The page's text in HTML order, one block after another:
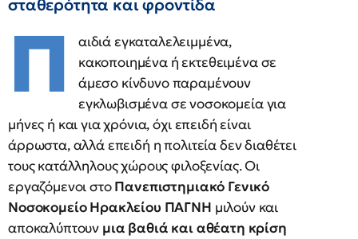
σταθερότητα και φροντίδα
Π
αιδιά εγκαταλελειμμένα,
κακοποιημένα ή εκτεθειμένα σε
άμεσο κίνδυνο παραμένουν
εγκλωβισμένα σε νοσοκομεία για
μήνες ή και για χρόνια, όχι επειδή είναι
άρρωστα, αλλά επειδή η πολιτεία δεν διαθέτει
τους κατάλληλους χώρους φιλοξενίας. Οι
εργαζόμενοι στοΠανεπιστημιακό Γενικό
Νοσοκομείο Ηρακλείου ΠΑΓΝΗ μιλούν και
αποκαλύπτουν μια βαθιά και αθέατη κρίση